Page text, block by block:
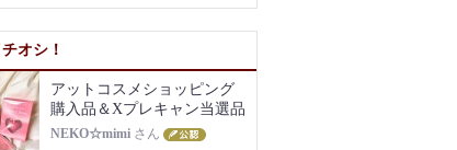
オシ！
アットコスメショッピング
購入品＆Xプレキャン当選品
NEKO☆mimi さん